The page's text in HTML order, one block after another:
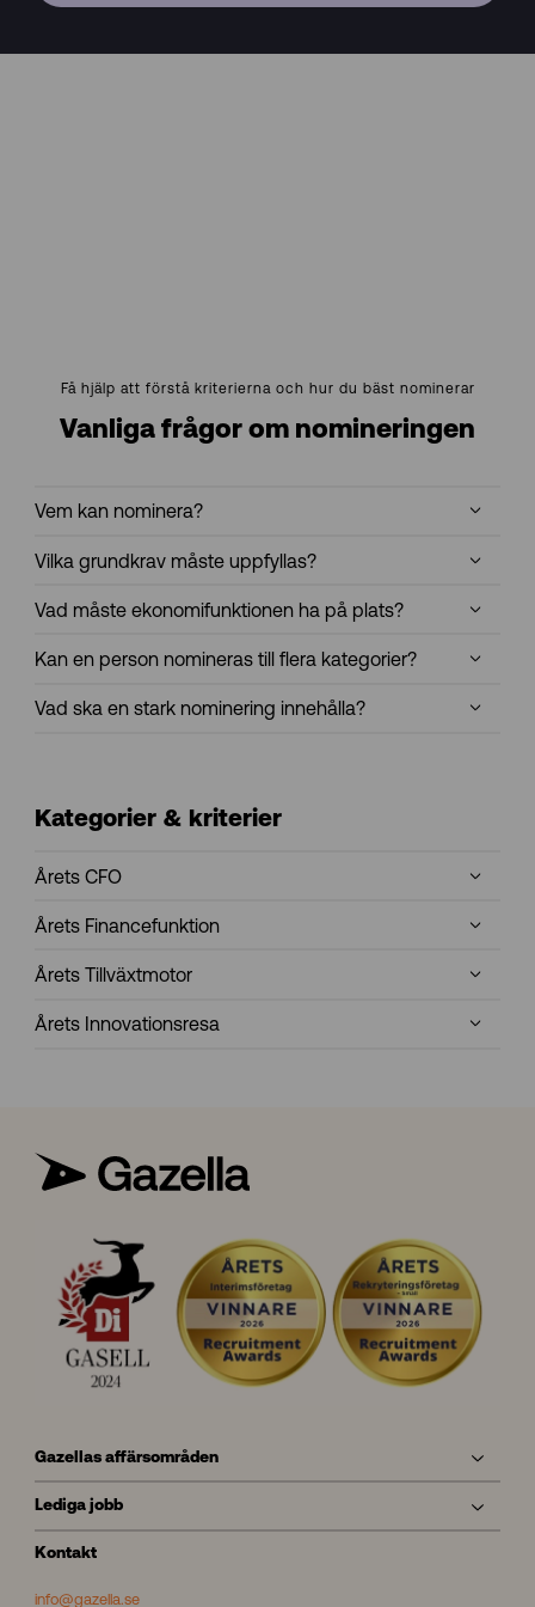
Få hjälp att förstå kriterierna och hur du bäst nominerar
Vanliga frågor om nomineringen
Vem kan nominera?
Vilka grundkrav måste uppfyllas?
Vad måste ekonomifunktionen ha på plats?
Kan en person nomineras till flera kategorier?
Vad ska en stark nominering innehålla?
Kategorier & kriterier
Årets CFO
Årets Financefunktion
Årets Tillväxtmotor
Årets Innovationsresa
Gazellas affärsområden
Lediga jobb
Kontakt
info@gazella.se